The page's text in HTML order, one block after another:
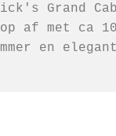
Grand
af met ca
en